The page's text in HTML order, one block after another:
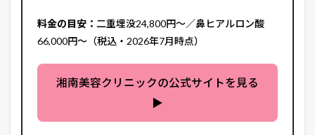
料金の目安： 二重埋没24,800円〜／鼻ヒアルロン酸
66,000円〜（税込・2026年7月時点）
湘南美容クリニックの公式サイトを見る
▶